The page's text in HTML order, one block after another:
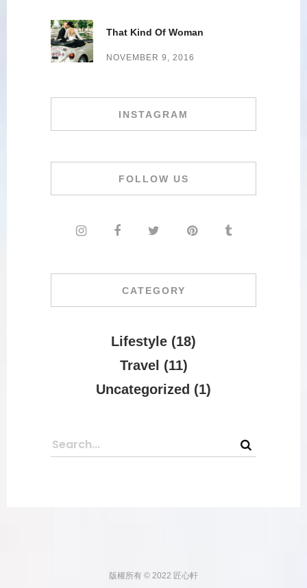
That Kind Of Woman
NOVEMBER 9, 2016
INSTAGRAM
FOLLOW US
CATEGORY
Lifestyle (18)
Travel (11)
Uncategorized (1)
版權所有 © 2022 匠心軒